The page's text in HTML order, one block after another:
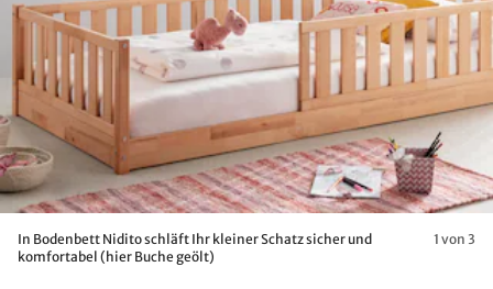
In Bodenbett Nidito schläft Ihr kleiner Schatz sicher und
komfortabel (hier Buche geölt)
1 von 3